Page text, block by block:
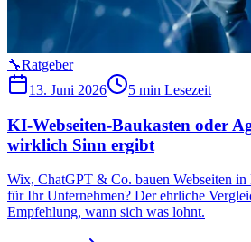
🔧Ratgeber
13. Juni 2026
5 min Lesezeit
KI-Webseiten-Baukasten oder
wirklich Sinn ergibt
Wix, ChatGPT & Co. bauen Webseiten
für Ihr Unternehmen? Der ehrliche
Empfehlung, wann sich was lohnt.